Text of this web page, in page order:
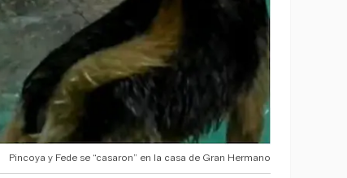
Pincoya y Fede se “casaron” en la casa de Gran Hermano